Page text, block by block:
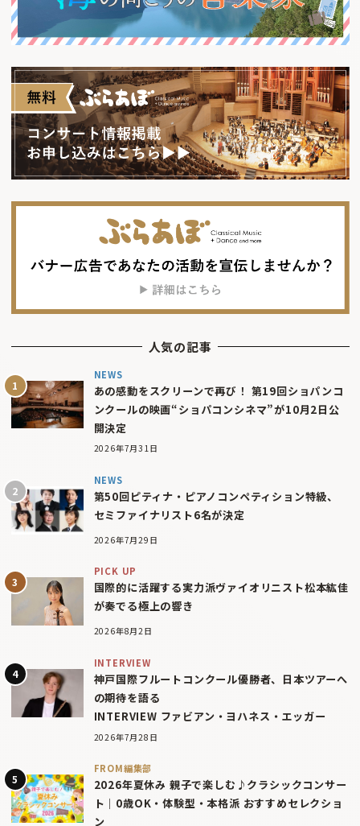
人気の記事
NEWS
あの感動をスクリーンで再び！ 第19回ショパンコ
ンクールの映画“ショパコンシネマ”が10月2日公
開決定
2026年7月31日
NEWS
第50回ピティナ・ピアノコンペティション特級、
セミファイナリスト6名が決定
2026年7月29日
PICK UP
国際的に活躍する実力派ヴァイオリニスト松本紘佳
が奏でる極上の響き
2026年8月2日
INTERVIEW
神戸国際フルートコンクール優勝者、日本ツアーへ
の期待を語る
INTERVIEW ファビアン・ヨハネス・エッガー
2026年7月28日
FROM編集部
2026年夏休み 親子で楽しむ♪クラシックコンサー
ト｜0歳OK・体験型・本格派 おすすめセレクショ
ン